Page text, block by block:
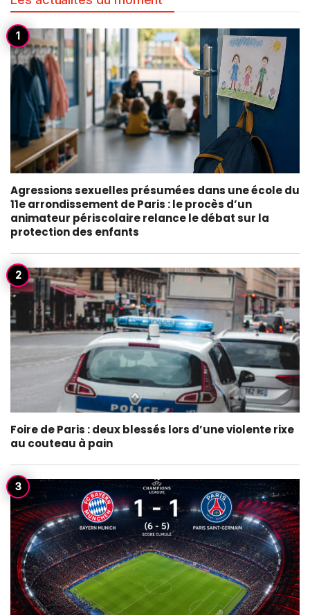
Agressions sexuelles présumées dans une école du
11e arrondissement de Paris : le procès d’un
animateur périscolaire relance le débat sur la
protection des enfants
Foire de Paris : deux blessés lors d’une violente rixe
au couteau à pain